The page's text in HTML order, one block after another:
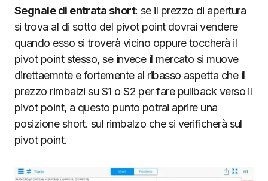
Segnale di entrata short: se il prezzo di apertura
si trova al di sotto del pivot point dovrai vendere
quando esso si troverà vicino oppure toccherà il
pivot point stesso, se invece il mercato si muove
direttaemnte e fortemente al ribasso aspetta che il
prezzo rimbalzi su S1 o S2 per fare pullback verso il
pivot point, a questo punto potrai aprire una
posizione short. sul rimbalzo che si verificherà sul
pivot point.